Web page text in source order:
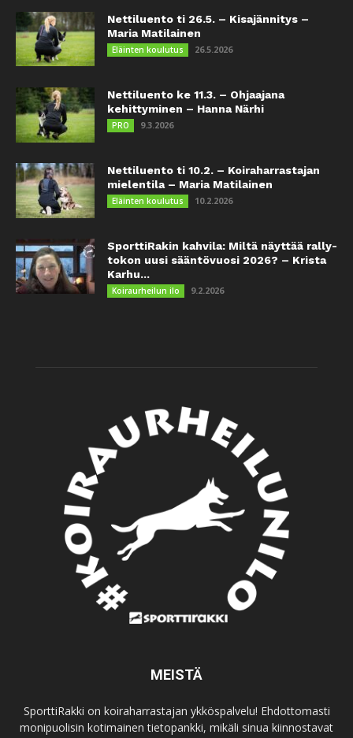
Nettiluento ti 26.5. – Kisajännitys –
Maria Matilainen
Eläinten koulutus 26.5.2026
Nettiluento ke 11.3. – Ohjaajana
kehittyminen – Hanna Närhi
PRO 9.3.2026
Nettiluento ti 10.2. – Koiraharrastajan
mielentila – Maria Matilainen
Eläinten koulutus 10.2.2026
SporttiRakin kahvila: Miltä näyttää rally-
tokon uusi sääntövuosi 2026? – Krista
Karhu...
Koiraurheilun ilo 9.2.2026
MEISTÄ
SporttiRakki on koiraharrastajan ykköspalvelu! Ehdottomasti
monipuolisin kotimainen tietopankki, mikäli sinua kiinnostavat